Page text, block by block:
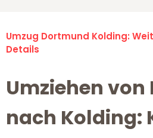
Umzug Dortmund Kolding:
Details
Umziehen
nach Kolding: